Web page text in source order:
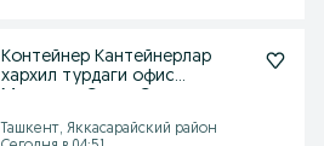
Контейнер Кантейнерлар
хархил турдаги офис
Ташкент, Яккасарайский район